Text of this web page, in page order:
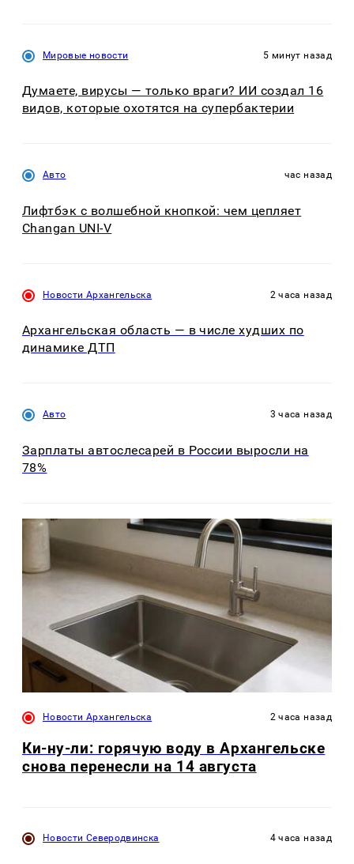
Мировые новости 5 минут назад
Думаете, вирусы — только враги? ИИ создал 16
видов, которые охотятся на супербактерии
Авто час назад
Лифтбэк с волшебной кнопкой: чем цепляет
Changan UNI-V
Новости Архангельска 2 часа назад
Архангельская область — в числе худших по
динамике ДТП
Авто 3 часа назад
Зарплаты автослесарей в России выросли на
78%
Новости Архангельска 2 часа назад
Ки-ну-ли: горячую воду в Архангельске
снова перенесли на 14 августа
Новости Северодвинска 4 часа назад